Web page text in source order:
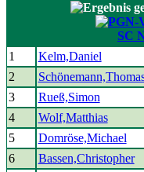
SC
1 Kelm,Daniel
2
3
Rueß,Simon
4
Wolf,Matthias
5
Domröse,Michael
6
Bassen,Christopher